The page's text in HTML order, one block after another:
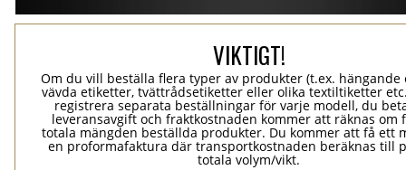
VIKTIGT!
Om du vill beställa flera typer av produkter (t.ex. hängande
vävda etiketter, tvättrådsetiketter eller olika textiltiketter
registrera separata beställningar för varje modell, du
leveransavgift och fraktkostnaden kommer att räknas om
totala mängden beställda produkter. Du kommer att få ett
en proformafaktura där transportkostnaden beräknas till
totala volym/vikt.